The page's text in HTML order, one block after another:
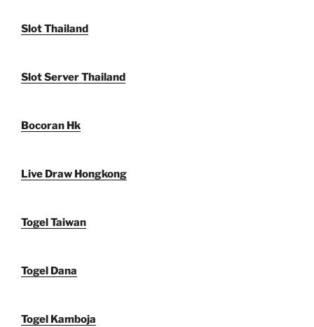
Slot Thailand
Slot Server Thailand
Bocoran Hk
Live Draw Hongkong
Togel Taiwan
Togel Dana
Togel Kamboja